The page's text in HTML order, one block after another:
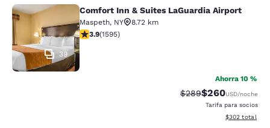
Comfort Inn & Suites LaGuardia
39
Comfort Inn & Suites LaGuardia Airport
Maspeth, NY
8.72 km
Calificación de 3.9 estrellas. Bueno. 1595 reseñas
3.9(1595)
Ahorra 10 %
Tarifa tachada:
$289Tarifa reducida:
$260USD/noche
Tarifa para socios
Ver detalles
$302 total